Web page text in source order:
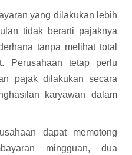
yang dilakukan lebih
tidak berarti pajaknya
tanpa melihat total
Perusahaan tetap perlu
pajak dilakukan secara
karyawan dalam
dapat memotong
mingguan, dua